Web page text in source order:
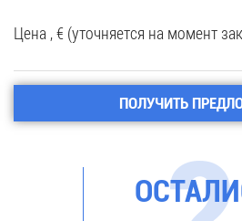
Цена , € (уточняется на момент
ПОЛУЧИТЬ